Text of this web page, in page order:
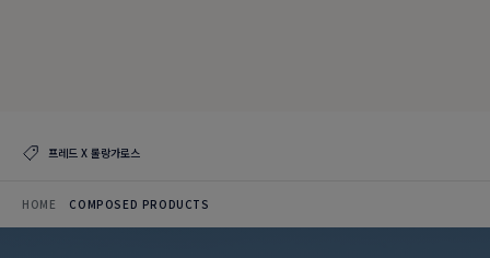
프레드 X 롤랑가로스
HOME COMPOSED PRODUCTS